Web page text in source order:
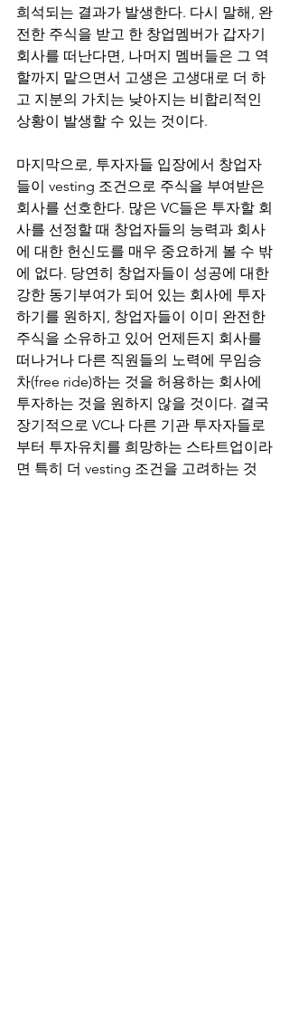
희석되는 결과가 발생한다. 다시 말해, 완
전한 주식을 받고 한 창업멤버가 갑자기
회사를 떠난다면, 나머지 멤버들은 그 역
할까지 맡으면서 고생은 고생대로 더 하
고 지분의 가치는 낮아지는 비합리적인
상황이 발생할 수 있는 것이다.
마지막으로, 투자자들 입장에서 창업자
들이 vesting 조건으로 주식을 부여받은
회사를 선호한다. 많은 VC들은 투자할 회
사를 선정할 때 창업자들의 능력과 회사
에 대한 헌신도를 매우 중요하게 볼 수 밖
에 없다. 당연히 창업자들이 성공에 대한
강한 동기부여가 되어 있는 회사에 투자
하기를 원하지, 창업자들이 이미 완전한
주식을 소유하고 있어 언제든지 회사를
떠나거나 다른 직원들의 노력에 무임승
차(free ride)하는 것을 허용하는 회사에
투자하는 것을 원하지 않을 것이다. 결국
장기적으로 VC나 다른 기관 투자자들로
부터 투자유치를 희망하는 스타트업이라
면 특히 더 vesting 조건을 고려하는 것